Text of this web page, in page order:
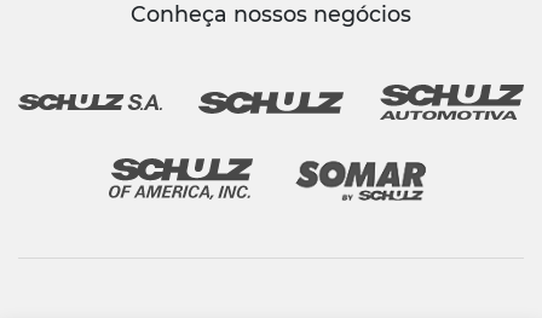
Conheça nossos negócios